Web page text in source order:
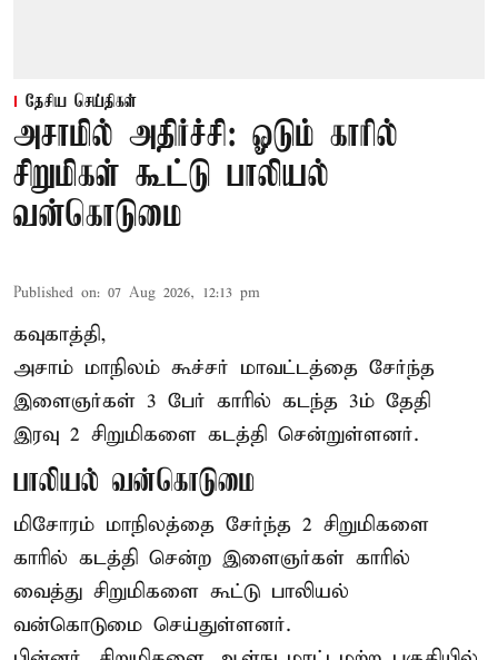
தேசிய செய்திகள்
அசாமில் அதிர்ச்சி: ஓடும் காரில்
சிறுமிகள் கூட்டு பாலியல்
வன்கொடுமை
Published on: 07 Aug 2026, 12:13 pm
கவுகாத்தி,
அசாம் மாநிலம் கூச்சர் மாவட்டத்தை சேர்ந்த
இளைஞர்கள் 3 பேர் காரில் கடந்த 3ம் தேதி
இரவு 2 சிறுமிகளை கடத்தி சென்றுள்ளனர்.
பாலியல் வன்கொடுமை
மிசோரம் மாநிலத்தை சேர்ந்த 2 சிறுமிகளை
காரில் கடத்தி சென்ற இளைஞர்கள் காரில்
வைத்து சிறுமிகளை கூட்டு பாலியல்
வன்கொடுமை செய்துள்ளனர்.